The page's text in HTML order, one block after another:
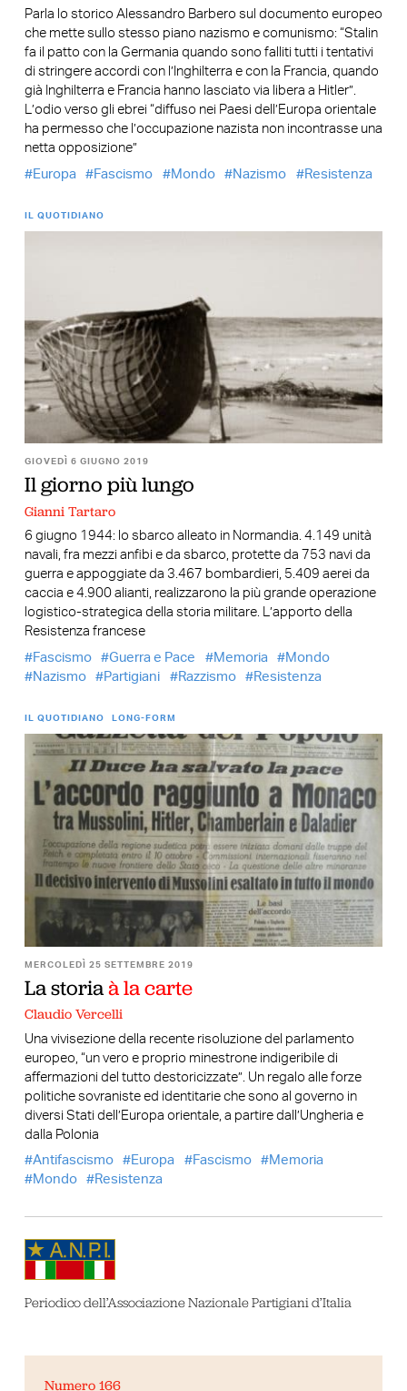
Parla lo storico Alessandro Barbero sul documento europeo
che mette sullo stesso piano nazismo e comunismo: “Stalin
fa il patto con la Germania quando sono falliti tutti i tentativi
di stringere accordi con l’Inghilterra e con la Francia, quando
già Inghilterra e Francia hanno lasciato via libera a Hitler”.
L’odio verso gli ebrei “diffuso nei Paesi dell’Europa orientale
ha permesso che l’occupazione nazista non incontrasse una
netta opposizione”
Europa
Fascismo Mondo Nazismo Resistenza
IL QUOTIDIANO
GIOVEDÌ 6 GIUGNO 2019
Il giorno più lungo
Gianni Tartaro
6 giugno 1944: lo sbarco alleato in Normandia. 4.149 unità
navali, fra mezzi anfibi e da sbarco, protette da 753 navi da
guerra e appoggiate da 3.467 bombardieri, 5.409 aerei da
caccia e 4.900 alianti, realizzarono la più grande operazione
logistico-strategica della storia militare. L’apporto della
Resistenza francese
Fascismo
Guerra e Pace Memoria
Mondo
Nazismo
Partigiani Razzismo Resistenza
IL QUOTIDIANO LONG-FORM
MERCOLEDÌ 25 SETTEMBRE 2019
La storiaà la carte
Claudio Vercelli
Una vivisezione della recente risoluzione del parlamento
europeo, “un vero e proprio minestrone indigeribile di
affermazioni del tutto destoricizzate”. Un regalo alle forze
politiche sovraniste ed identitarie che sono al governo in
diversi Stati dell’Europa orientale, a partire dall’Ungheria e
dalla Polonia
Antifascismo
Europa Fascismo
Memoria
Mondo
Resistenza
Periodico dell’Associazione Nazionale Partigiani d’Italia
Numero 166